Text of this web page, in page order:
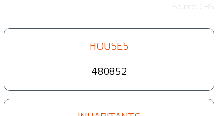
Source: CBS
HOUSES
480852